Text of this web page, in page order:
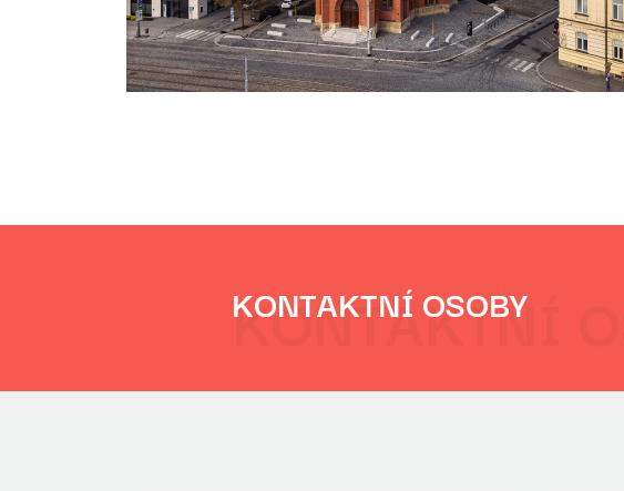
KONTAKTNÍ OSOBY
KONTAKTNÍ